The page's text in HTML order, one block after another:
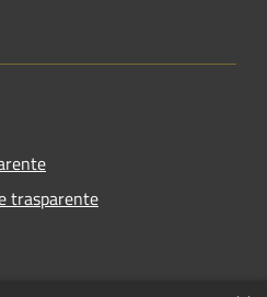
trasparente